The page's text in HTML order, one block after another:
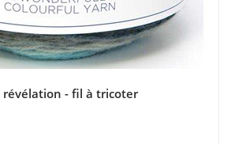
révélation - fil à tricoter